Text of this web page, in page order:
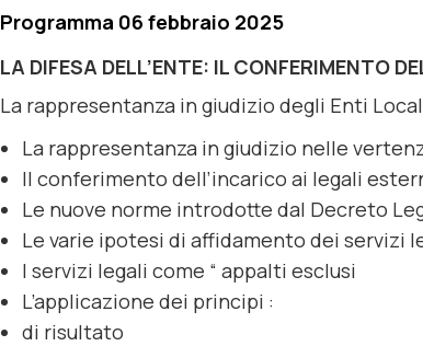
Programma 06 febbraio 2025
LA DIFESA DELL’ENTE: IL CONFERIMENTO
La rappresentanza in giudizio degli Enti
La rappresentanza in giudizio nelle
Il conferimento dell’incarico ai legali
Le nuove norme introdotte dal Decreto
Le varie ipotesi di affidamento dei servizi
I servizi legali come “ appalti esclusi
L’applicazione dei principi :
di risultato